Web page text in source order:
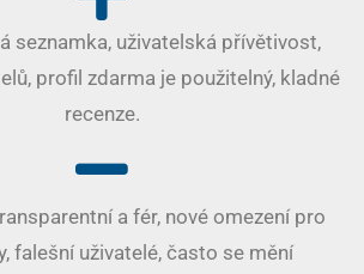
seznamka, uživatelská přívětivost,
profil zdarma je použitelný, kladné
recenze.
a fér, nové omezení pro
falešní uživatelé, často se mění